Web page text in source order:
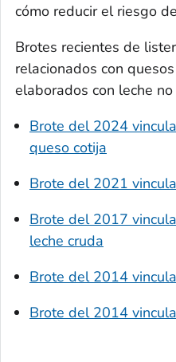
cómo reducir el riesgo
Brotes recientes de
relacionados con
elaborados con leche
Brote del 2024
queso cotija
Brote del 2021
Brote del 2017
leche cruda
Brote del 2014
Brote del 2014